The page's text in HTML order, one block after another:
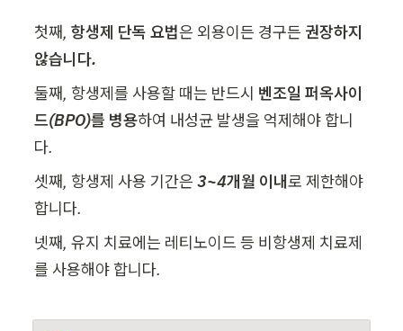
첫째, 항생제 단독 요법은 외용이든 경구든 권장하지
않습니다.
둘째, 항생제를 사용할 때는 반드시 벤조일 퍼옥사이
드(BPO)를 병용하여 내성균 발생을 억제해야 합니
다.
셋째, 항생제 사용 기간은 3~4개월 이내로 제한해야
합니다.
넷째, 유지 치료에는 레티노이드 등 비항생제 치료제
를 사용해야 합니다.